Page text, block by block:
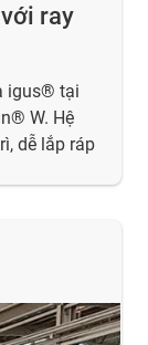
ray
igus® tại
W. Hệ
dễ lắp ráp